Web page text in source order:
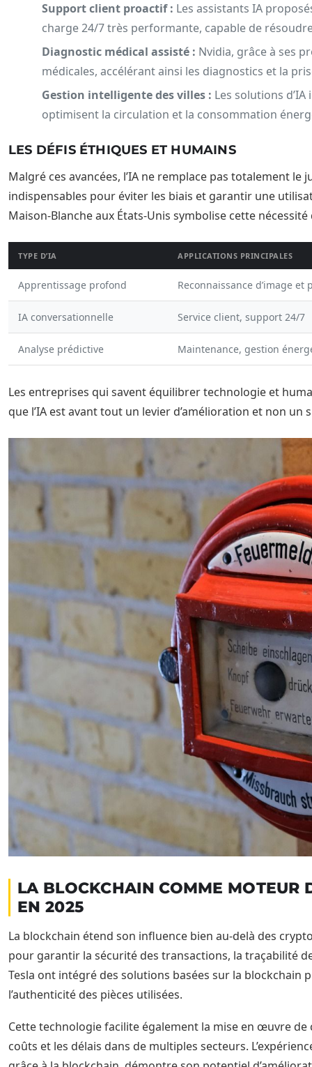
Support client proactif : Les assistants IA
charge 24/7 très performante, capable de
Diagnostic médical assisté : Nvidia, grâce à ses
médicales, accélérant ainsi les diagnostics et la
Gestion intelligente des villes : Les solutions
optimisent la circulation et la consommation
LES DÉFIS ÉTHIQUES ET HUMAINS
Malgré ces avancées, l’IA ne remplace pas totalement
indispensables pour éviter les biais et garantir une
Maison-Blanche aux États-Unis symbolise cette
TYPE D’IA APPLICATIONS PRINCIPALES
Apprentissage profond Reconnaissance d’image
IA conversationnelle Service client, support 24/7
Analyse prédictive Maintenance, gestion
Les entreprises qui savent équilibrer technologie et
que l’IA est avant tout un levier d’amélioration et non un
LA BLOCKCHAIN COMME MOTEUR
EN 2025
La blockchain étend son influence bien au-delà des
pour garantir la sécurité des transactions, la traçabilité
Tesla ont intégré des solutions basées sur la
l’authenticité des pièces utilisées.
Cette technologie facilite également la mise en œuvre
coûts et les délais dans de multiples secteurs.